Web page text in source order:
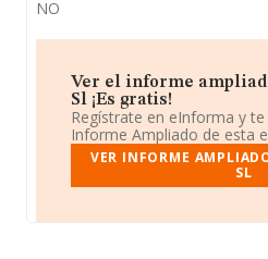
NO
Ver el informe
Sl ¡Es gratis!
Regístrate en eInforma y
Informe Ampliado de esta
VER INFORME
SL